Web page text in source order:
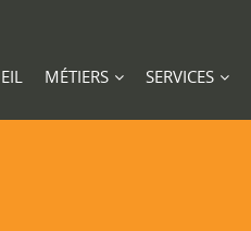
MÉTIERS SERVICES